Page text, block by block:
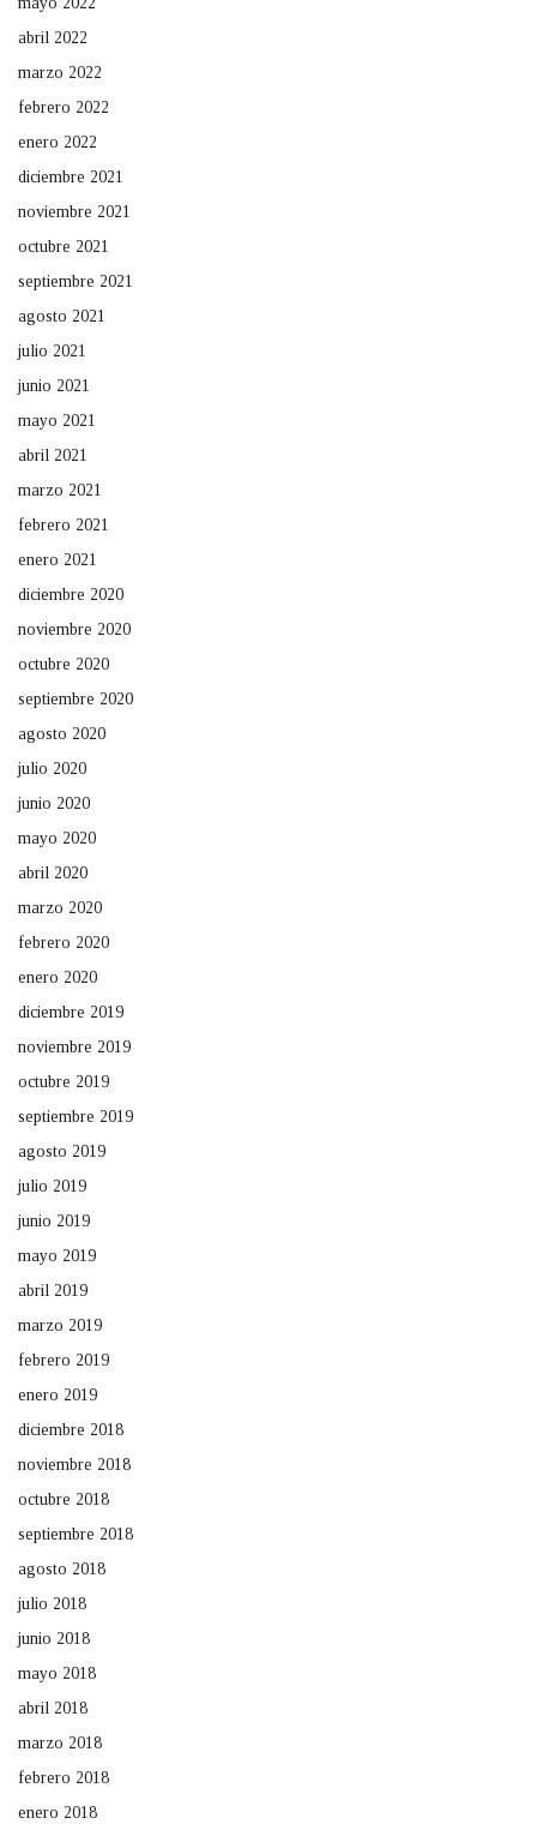
abril 2022
marzo 2022
febrero 2022
enero 2022
diciembre 2021
noviembre 2021
octubre 2021
septiembre 2021
agosto 2021
julio 2021
junio 2021
mayo 2021
abril 2021
marzo 2021
febrero 2021
enero 2021
diciembre 2020
noviembre 2020
octubre 2020
septiembre 2020
agosto 2020
julio 2020
junio 2020
mayo 2020
abril 2020
marzo 2020
febrero 2020
enero 2020
diciembre 2019
noviembre 2019
octubre 2019
septiembre 2019
agosto 2019
julio 2019
junio 2019
mayo 2019
abril 2019
marzo 2019
febrero 2019
enero 2019
diciembre 2018
noviembre 2018
octubre 2018
septiembre 2018
agosto 2018
julio 2018
junio 2018
mayo 2018
abril 2018
marzo 2018
febrero 2018
enero 2018